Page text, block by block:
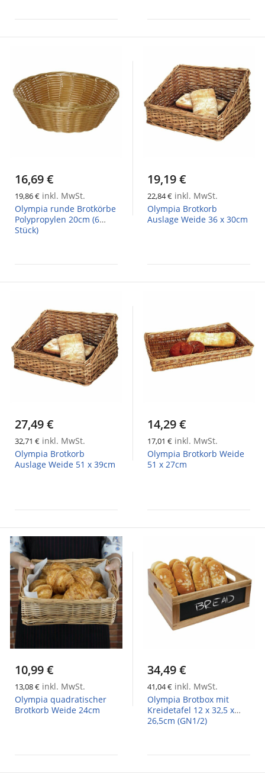
16,69 €
19,86 € inkl. MwSt.
Olympia runde Brotkörbe
Polypropylen 20cm (6
Stück)
19,19 €
22,84 € inkl. MwSt.
Olympia Brotkorb
Auslage Weide 36 x 30cm
27,49 €
32,71 € inkl. MwSt.
Olympia Brotkorb
Auslage Weide 51 x 39cm
14,29 €
17,01 € inkl. MwSt.
Olympia Brotkorb Weide
51 x 27cm
10,99 €
13,08 € inkl. MwSt.
Olympia quadratischer
Brotkorb Weide 24cm
34,49 €
41,04 € inkl. MwSt.
Olympia Brotbox mit
Kreidetafel 12 x 32,5 x
26,5cm (GN1/2)